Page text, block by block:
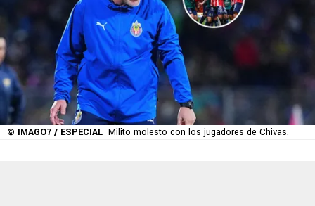
© IMAGO7 / ESPECIAL Milito molesto con los jugadores de Chivas.